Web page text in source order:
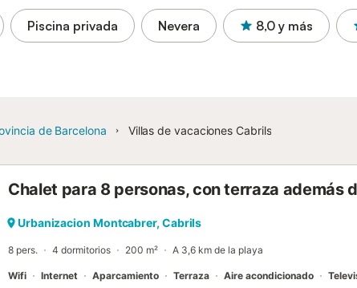
Piscina privada Nevera 8,0 y más
de Barcelona Villas de vacaciones Cabrils
Chalet para 8 personas, con terraza además
Urbanizacion Montcabrer, Cabrils
8 pers. 4 dormitorios 200 m² A 3,6 km de la playa
Wifi Internet Aparcamiento Terraza Aire acondicionado